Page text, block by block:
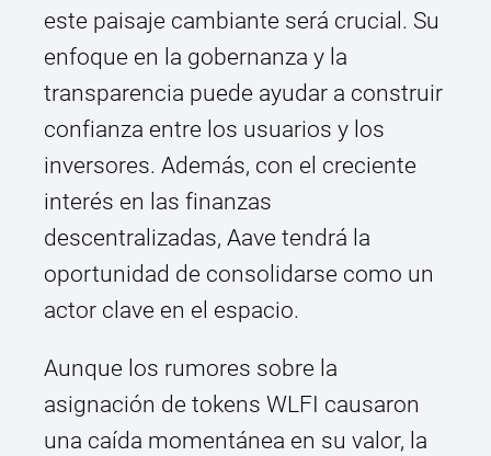
este paisaje cambiante será crucial. Su
enfoque en la gobernanza y la
transparencia puede ayudar a construir
confianza entre los usuarios y los
inversores. Además, con el creciente
interés en las finanzas
descentralizadas, Aave tendrá la
oportunidad de consolidarse como un
actor clave en el espacio.
Aunque los rumores sobre la
asignación de tokens WLFI causaron
una caída momentánea en su valor, la